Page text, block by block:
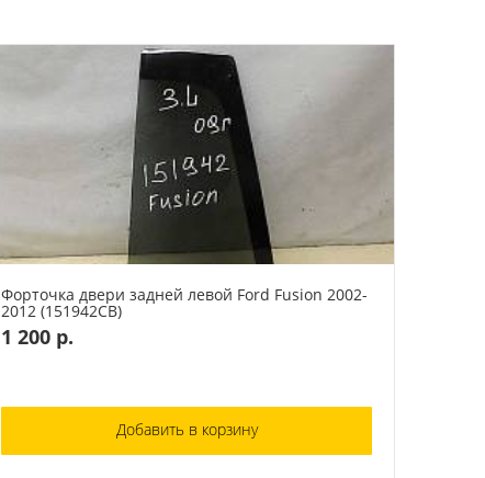
Форточка двери задней левой Ford Fusion 2002-
2012 (151942СВ)
1 200 р.
Добавить в корзину